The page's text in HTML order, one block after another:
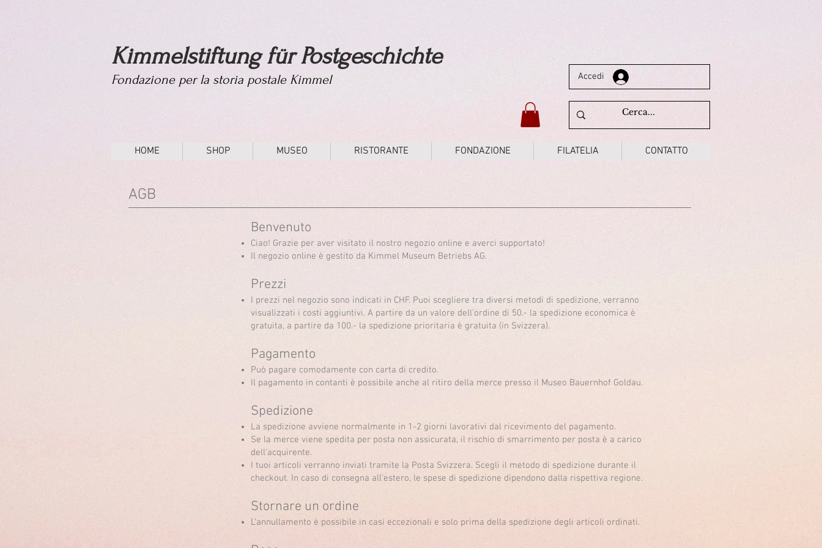
Kimmelstiftung für Postgeschichte
Fondazione per la storia postale Kimmel Accedi
HOME SHOP MUSEO RISTORANTE FONDAZIONE FILATELIA CONTATTO
AGB
Benvenuto
Ciao! Grazie per aver visitato il nostro negozio online e averci supportato!
Il negozio online è gestito da Kimmel Museum Betriebs AG.
Prezzi
I prezzi nel negozio sono indicati in CHF. Puoi scegliere tra diversi metodi di spedizione, verranno
visualizzati i costi aggiuntivi. A partire da un valore dell'ordine di 50.- la spedizione economica è
gratuita, a partire da 100.- la spedizione prioritaria è gratuita (in Svizzera).
Pagamento
Può pagare comodamente con carta di credito.
Il pagamento in contanti è possibile anche al ritiro della merce presso il Museo Bauernhof Goldau.
Spedizione
La spedizione avviene normalmente in 1-2 giorni lavorativi dal ricevimento del pagamento.
Se la merce viene spedita per posta non assicurata, il rischio di smarrimento per posta è a carico
dell'acquirente.
I tuoi articoli verranno inviati tramite la Posta Svizzera. Scegli il metodo di spedizione durante il
checkout. In caso di consegna all'estero, le spese di spedizione dipendono dalla rispettiva regione.
Stornare un ordine
L'annullamento è possibile in casi eccezionali e solo prima della spedizione degli articoli ordinati.